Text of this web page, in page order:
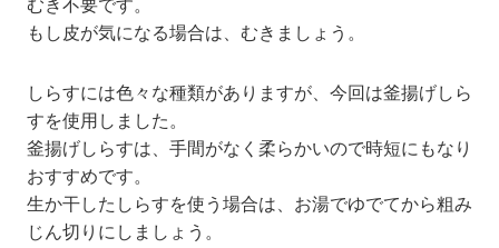
むき不要です。
もし皮が気になる場合は、むきましょう。
しらすには色々な種類がありますが、今回は釜揚げしら
すを使用しました。
釜揚げしらすは、手間がなく柔らかいので時短にもなり
おすすめです。
生か干したしらすを使う場合は、お湯でゆでてから粗み
じん切りにしましょう。